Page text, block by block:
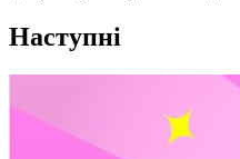
Наступні